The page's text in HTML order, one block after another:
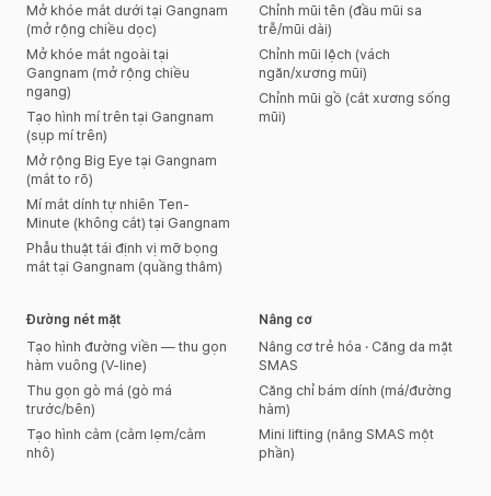
Mở khóe mắt dưới tại Gangnam
(mở rộng chiều dọc)
Mở khóe mắt ngoài tại
Gangnam (mở rộng chiều
ngang)
Tạo hình mí trên tại Gangnam
(sụp mí trên)
Mở rộng Big Eye tại Gangnam
(mắt to rõ)
Mí mắt dính tự nhiên Ten-
Minute (không cắt) tại Gangnam
Phẫu thuật tái định vị mỡ bọng
mắt tại Gangnam (quầng thâm)
Chỉnh mũi tên (đầu mũi sa
trễ/mũi dài)
Chỉnh mũi lệch (vách
ngăn/xương mũi)
Chỉnh mũi gồ (cắt xương sống
mũi)
Đường nét mặt
Tạo hình đường viền — thu gọn
hàm vuông (V-line)
Thu gọn gò má (gò má
trước/bên)
Tạo hình cằm (cằm lẹm/cằm
nhô)
Nâng cơ
Nâng cơ trẻ hóa · Căng da mặt
SMAS
Căng chỉ bám dính (má/đường
hàm)
Mini lifting (nâng SMAS một
phần)